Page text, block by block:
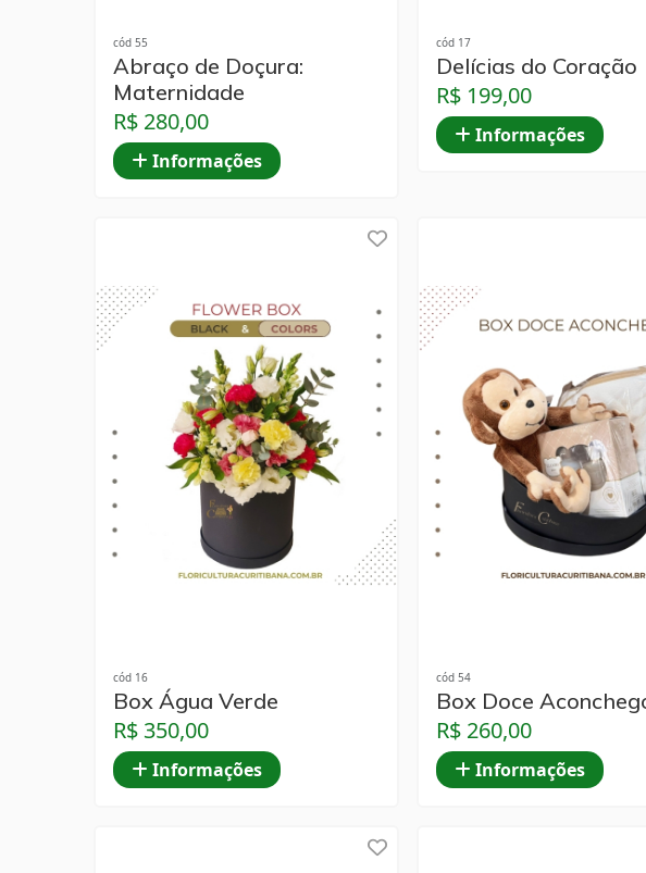
cód 55
Abraço de Doçura:
Maternidade
R$ 280,00
Informações
cód 17
Delícias do Coração
R$ 199,00
Informações
cód 16
Box Água Verde
R$ 350,00
Informações
cód 54
Box Doce
R$ 260,00
Informações